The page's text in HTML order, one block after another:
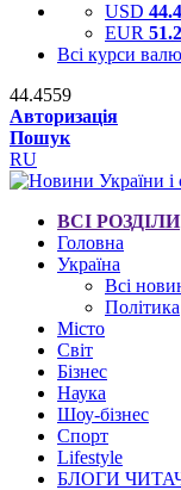
USD
EUR
Всі курси
44.4559
Авторизація
Пошук
RU
ВСІ РОЗДІЛИ
Головна
Україна
Всі
Політика
Місто
Світ
Бізнес
Наука
Шоу-бізнес
Спорт
Lifestyle
БЛОГИ